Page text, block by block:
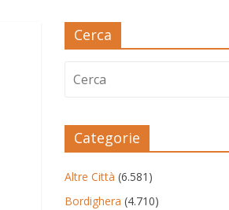
Cerca
Categorie
Altre Città (6.581)
Bordighera (4.710)